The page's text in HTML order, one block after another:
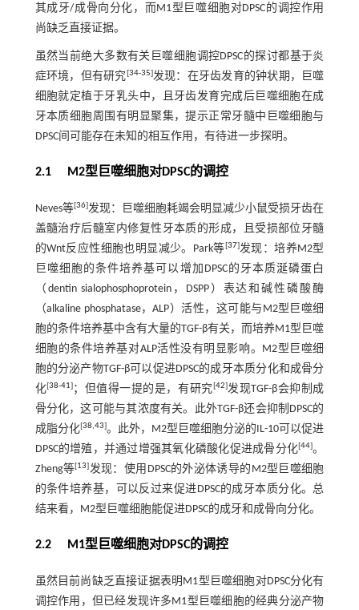
其成牙/成骨向分化，而M1型巨噬细胞对DPSC的调控作用
尚缺乏直接证据。
虽然当前绝大多数有关巨噬细胞调控DPSC的探讨都基于炎
症环境，但有研究[34-35]发现：在牙齿发育的钟状期，巨噬
细胞就定植于牙乳头中，且牙齿发育完成后巨噬细胞在成
牙本质细胞周围有明显聚集，提示正常牙髓中巨噬细胞与
DPSC间可能存在未知的相互作用，有待进一步探明。
2.1 M2型巨噬细胞对DPSC的调控
Neves等[36]发现：巨噬细胞耗竭会明显减少小鼠受损牙齿在
盖髓治疗后髓室内修复性牙本质的形成，且受损部位牙髓
的Wnt反应性细胞也明显减少。Park等[37]发现：培养M2型
巨噬细胞的条件培养基可以增加DPSC的牙本质涎磷蛋白
（dentin sialophosphoprotein，DSPP）表达和碱性磷酸酶
（alkaline phosphatase，ALP）活性，这可能与M2型巨噬细
胞的条件培养基中含有大量的TGF-β有关，而培养M1型巨噬
细胞的条件培养基对ALP活性没有明显影响。M2型巨噬细
胞的分泌产物TGF-β可以促进DPSC的成牙本质分化和成骨分
化[38-41] ；但值得一提的是，有研究[42]发现TGF-β会抑制成
骨分化，这可能与其浓度有关。此外TGF-β还会抑制DPSC的
成脂分化[38,43]。此外，M2型巨噬细胞分泌的IL-10可以促进
DPSC的增殖，并通过增强其氧化磷酸化促进成骨分化[44]。
Zheng等[13]发现：使用DPSC的外泌体诱导的M2型巨噬细胞
的条件培养基，可以反过来促进DPSC的成牙本质分化。总
结来看，M2型巨噬细胞能促进DPSC的成牙和成骨向分化。
2.2 M1型巨噬细胞对DPSC的调控
虽然目前尚缺乏直接证据表明M1型巨噬细胞对DPSC分化有
调控作用，但已经发现许多M1型巨噬细胞的经典分泌产物